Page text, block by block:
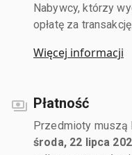
Nabywcy, którzy
opłatę za transakcję.
Więcej informacji
Płatność
Przedmioty muszą
środa, 22 lipca